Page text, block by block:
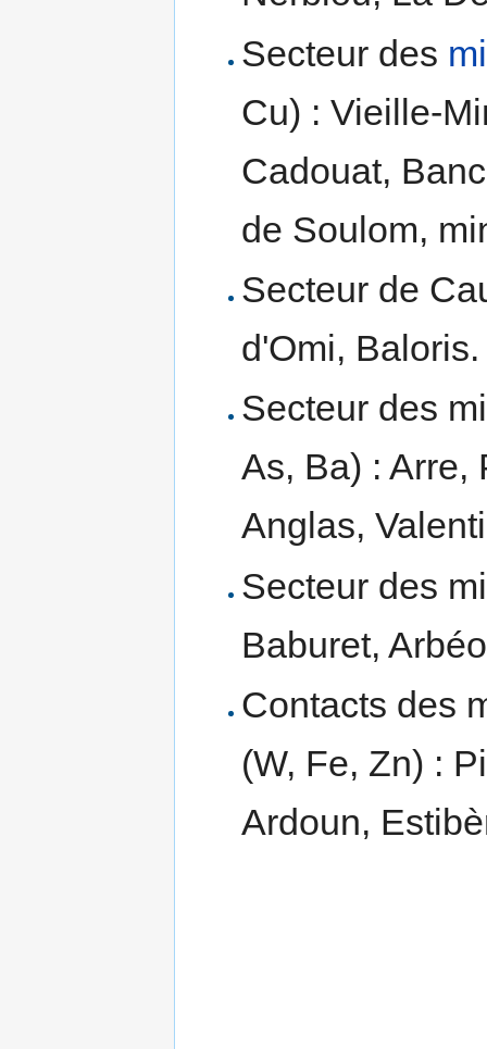
Secteur des
Cu) : Vieille-
Cadouat,
de Soulom,
Secteur de
d'Omi, Baloris.
Secteur des
As, Ba) : Arre,
Anglas,
Secteur des
Baburet,
Contacts des
(W, Fe, Zn) :
Ardoun,